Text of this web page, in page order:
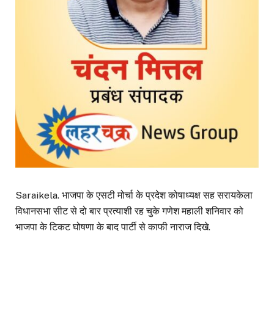
Saraikela. भाजपा के एसटी मोर्चा के प्रदेश कोषाध्यक्ष सह सरायकेला
विधानसभा सीट से दो बार प्रत्याशी रह चुके गणेश महाली शनिवार को
भाजपा के टिकट घोषणा के बाद पार्टी से काफी नाराज दिखे.